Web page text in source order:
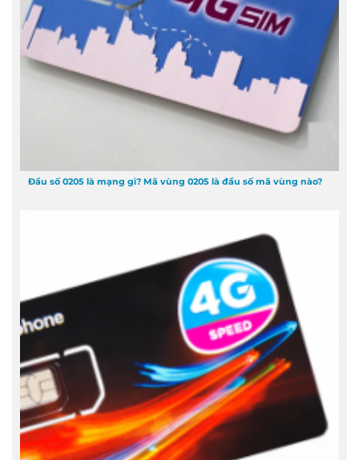
Đầu số 0205 là mạng gì? Mã vùng 0205 là đầu số mã vùng nào?